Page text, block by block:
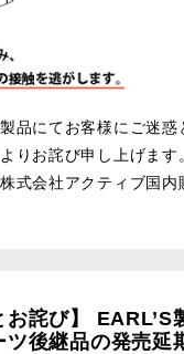
品にてお客様にご迷惑
りお詫び申し上げます
式会社アクティブ国
お詫び】 EARL’S
ツ後継品の発売延